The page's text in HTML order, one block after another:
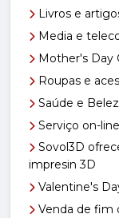
Livros e
Media e
Mother's Day
Roupas e
Saúde e
Serviço on-line
Sovol3D
impresin 3D
Valentine's
Venda de fim